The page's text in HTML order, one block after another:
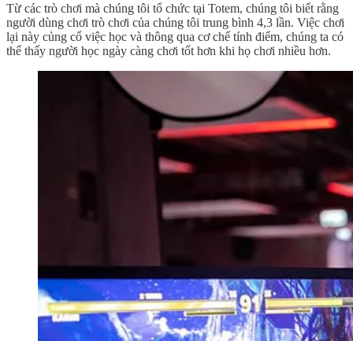
Từ các trò chơi mà chúng tôi tổ chức tại Totem, chúng tôi biết rằng
người dùng chơi trò chơi của chúng tôi trung bình 4,3 lần. Việc chơi
lại này củng cố việc học và thông qua cơ chế tính điểm, chúng ta có
thể thấy người học ngày càng chơi tốt hơn khi họ chơi nhiều hơn.